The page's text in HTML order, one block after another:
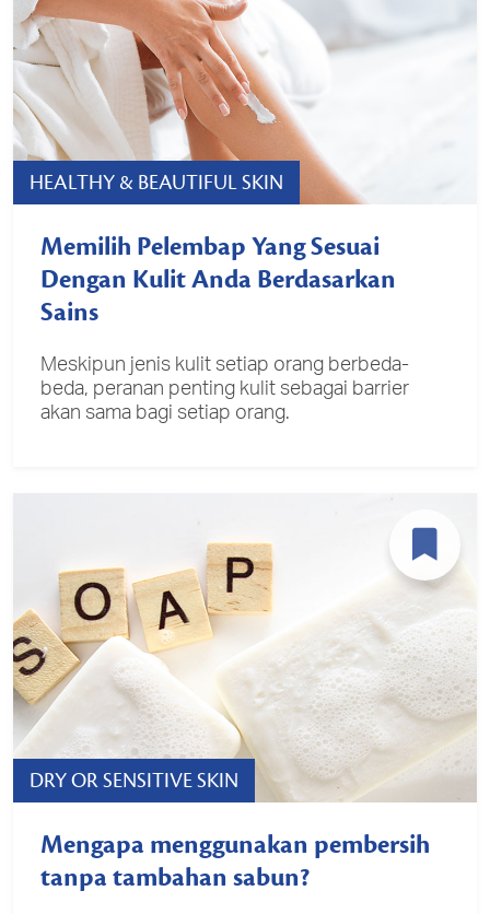
HEALTHY & BEAUTIFUL SKIN
Memilih Pelembap Yang Sesuai
Dengan Kulit Anda Berdasarkan
Sains
Meskipun jenis kulit setiap orang berbeda-
beda, peranan penting kulit sebagai barrier
akan sama bagi setiap orang.
DRY OR SENSITIVE SKIN
Mengapa menggunakan pembersih
tanpa tambahan sabun?